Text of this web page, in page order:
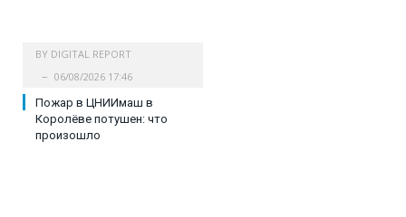
BY DIGITAL REPORT
06/08/2026 17:46
Пожар в ЦНИИмаш в
Королёве потушен: что
произошло